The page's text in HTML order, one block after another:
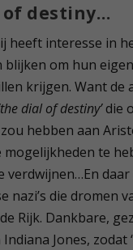
of destiny…
heeft interesse in
blijken om hun
krijgen. Want de
dial of destiny’die
hebben aan
mogelijkheden te
verdwijnen…En daar
nazi’s die dromen
Rijk. Dankbare,
Jones, zodat